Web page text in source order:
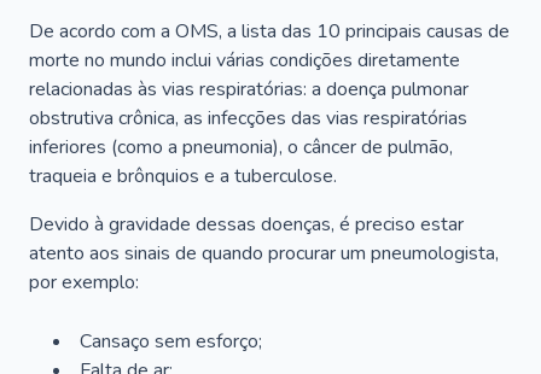
De acordo com a OMS, a lista das 10 principais causas de
morte no mundo inclui várias condições diretamente
relacionadas às vias respiratórias: a doença pulmonar
obstrutiva crônica, as infecções das vias respiratórias
inferiores (como a pneumonia), o câncer de pulmão,
traqueia e brônquios e a tuberculose.
Devido à gravidade dessas doenças, é preciso estar
atento aos sinais de quando procurar um pneumologista,
por exemplo:
Cansaço sem esforço;